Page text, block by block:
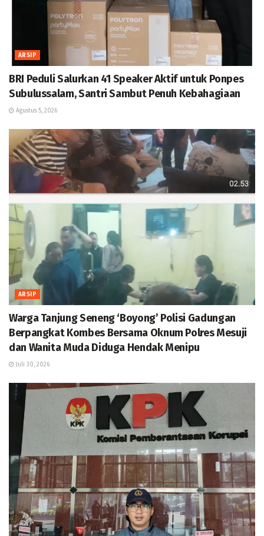
ARSIP
BRI Peduli Salurkan 41 Speaker Aktif untuk Ponpes
Subulussalam, Santri Sambut Penuh Kebahagiaan
Agustus 5, 2026
ARSIP
Warga Tanjung Seneng ‘Boyong’ Polisi Gadungan
Berpangkat Kombes Bersama Oknum Polres Mesuji
dan Wanita Muda Diduga Hendak Menipu
Juli 30, 2026